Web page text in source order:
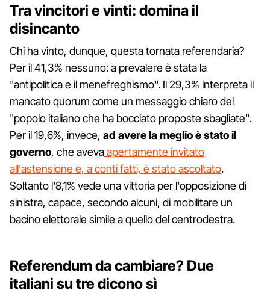
Tra vincitori e vinti: domina il
disincanto
Chi ha vinto, dunque, questa tornata referendaria?
Per il 41,3% nessuno: a prevalere è stata la
"antipolitica e il menefreghismo". Il 29,3% interpreta il
mancato quorum come un messaggio chiaro del
"popolo italiano che ha bocciato proposte sbagliate".
Per il 19,6%, invece, ad avere la meglio è stato il
governo, che avevaapertamente invitato
all'astensione e, a conti fatti, è stato ascoltato.
Soltanto l'8,1% vede una vittoria per l'opposizione di
sinistra, capace, secondo alcuni, di mobilitare un
bacino elettorale simile a quello del centrodestra.
Referendum da cambiare? Due
italiani su tre dicono sì